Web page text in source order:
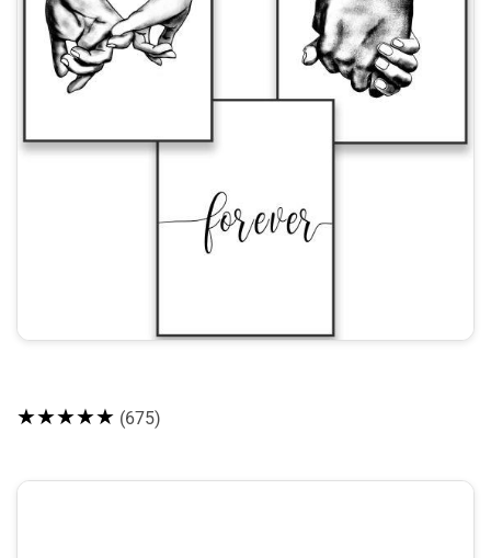
★★★★★ (675)